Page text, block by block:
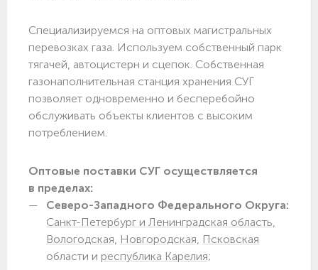
Специализируемся на оптовых магистральных
перевозках газа. Используем собственный парк
тягачей, автоцистерн и сцепок. Собственная
газонаполнительная станция хранения СУГ
позволяет одновременно и бесперебойно
обслуживать объекты клиентов с высоким
потреблением.
Оптовые поставки СУГ осуществляется
в пределах:
Северо-Западного Федерального Округа:
Санкт-Петербург и Ленинградская область,
Вологодская, Новгородская, Псковская
области и республика Карелия;